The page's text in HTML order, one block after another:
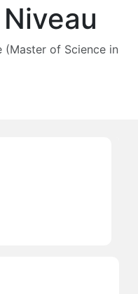
(Master of Science in